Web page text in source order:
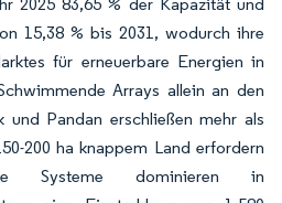
15,38 % bis 2031, wodurch ihre
für erneuerbare Energien in
Arrays allein an den
und Pandan erschließen mehr als
200 ha knappem Land erfordern
Systeme dominieren in